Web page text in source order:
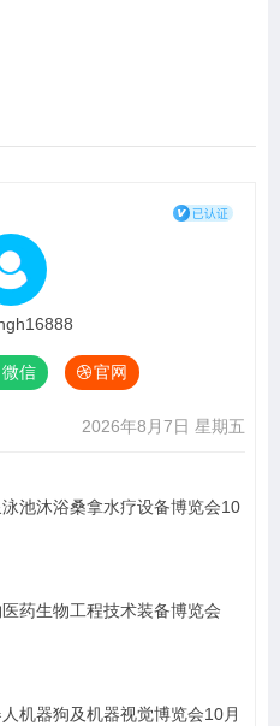
微信 官网
2026年8月7日 星期五
池沐浴桑拿水疗设备博览会10
药生物工程技术装备博览会
机器狗及机器视觉博览会10月